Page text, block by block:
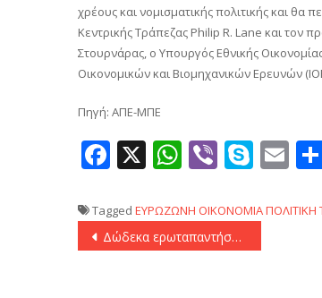
χρέους και νομισματικής πολιτικής και θα
Κεντρικής Τράπεζας Philip R. Lane και τον
Στουρνάρας, ο Υπουργός Εθνικής
Οικονομικών και Βιομηχανικών Ερευνών
Πηγή: ΑΠΕ-ΜΠΕ
Facebook
X WhatsApp
Viber
Tagged ΕΥΡΩΖΩΝΗ ΟΙΚΟΝΟΜΙΑΠΟΛΙΤΙΚΗ
Πλοήγηση
Δώδεκα ερωταπαντήσεις για τον νέο μηχανισμό καθορισμού του κατώτατου μισθού